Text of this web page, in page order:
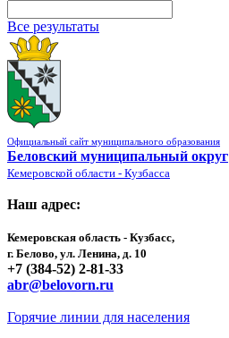
Все результаты
Официальный сайт муниципального образования
Беловский муниципальный округ
Кемеровской области - Кузбасса
Наш адрес:
Кемеровская область - Кузбасс,
г. Белово, ул. Ленина, д. 10
+7 (384-52) 2-81-33
abr@belovorn.ru
Горячие линии для населения